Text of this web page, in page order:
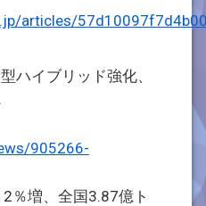
articles/
ハイブリッド強化、
905266-
％増、全国3.87億ト